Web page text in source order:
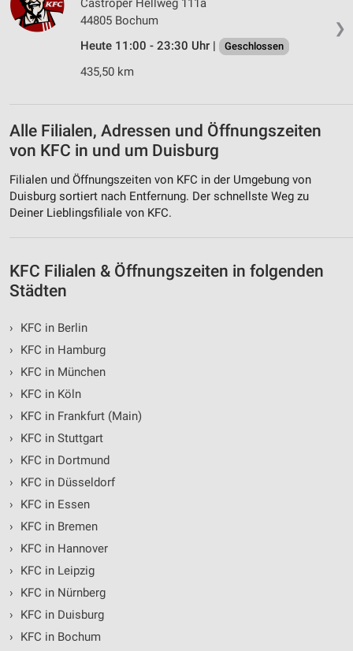
❯
Castroper Hellweg 111a
44805 Bochum
Heute 11:00 - 23:30 Uhr |
Geschlossen
435,50 km
Alle Filialen, Adressen und Öffnungszeiten
von KFC in und um Duisburg
Filialen und Öffnungszeiten von KFC in der Umgebung von
Duisburg sortiert nach Entfernung. Der schnellste Weg zu
Deiner Lieblingsfiliale von KFC.
KFC Filialen & Öffnungszeiten in folgenden
Städten
›
KFC in Berlin
›
KFC in Hamburg
›
KFC in München
›
KFC in Köln
›
KFC in Frankfurt (Main)
›
KFC in Stuttgart
›
KFC in Dortmund
›
KFC in Düsseldorf
›
KFC in Essen
›
KFC in Bremen
›
KFC in Hannover
›
KFC in Leipzig
›
KFC in Nürnberg
›
KFC in Duisburg
›
KFC in Bochum
Funktional